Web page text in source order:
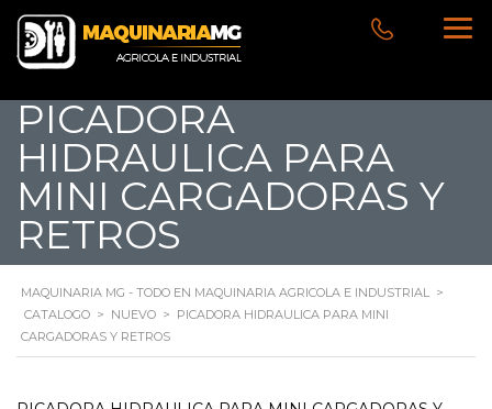
PICADORA
HIDRAULICA PARA
MINI CARGADORAS Y
RETROS
MAQUINARIA MG - TODO EN MAQUINARIA AGRICOLA E INDUSTRIAL >
CATALOGO > NUEVO > PICADORA HIDRAULICA PARA MINI
CARGADORAS Y RETROS